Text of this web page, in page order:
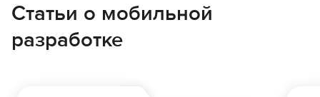
Статьи о мобильной
разработке